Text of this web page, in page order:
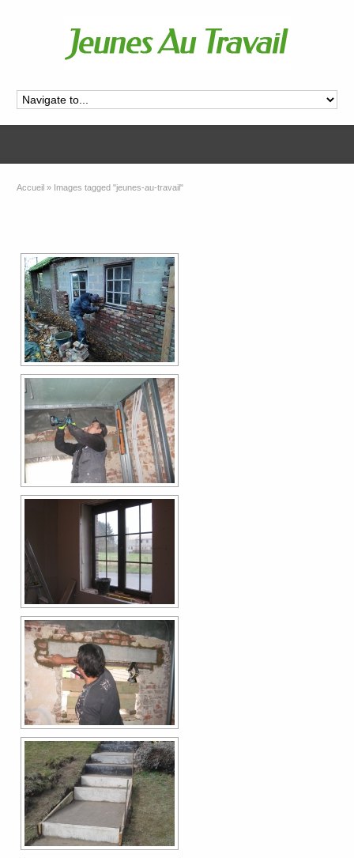
Accueil » Images tagged "jeunes-au-travail"